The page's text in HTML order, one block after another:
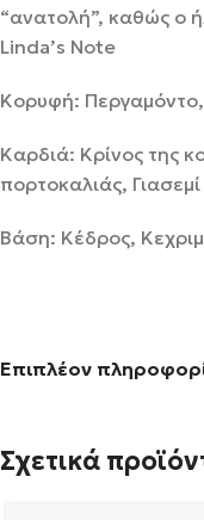
“ανατολή”, καθώς ο
Linda’s Note
Κορυφή:
Καρδιά: Κρίνος της
πορτοκαλιάς, Γιασεμί
Βάση: Κέδρος,
Επιπλέον
Σχετικά